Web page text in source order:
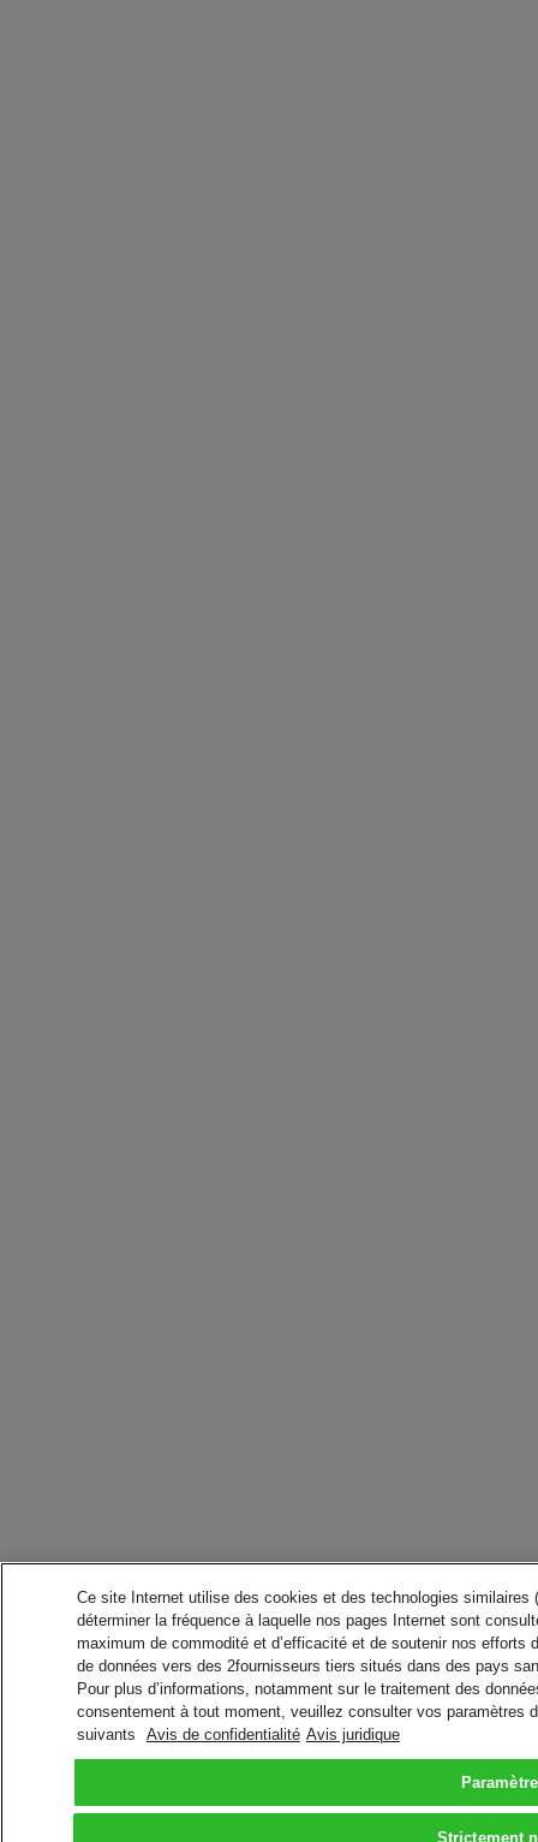
Ce site Internet utilise des cookies et des technologies
déterminer la fréquence à laquelle nos pages Internet sont
maximum de commodité et d’efficacité et de soutenir nos
de données vers des 2fournisseurs tiers situés dans des pays
Pour plus d’informations, notamment sur le traitement des
consentement à tout moment, veuillez consulter vos paramètres
suivants
Avis de confidentialité Avis juridique
Strictement